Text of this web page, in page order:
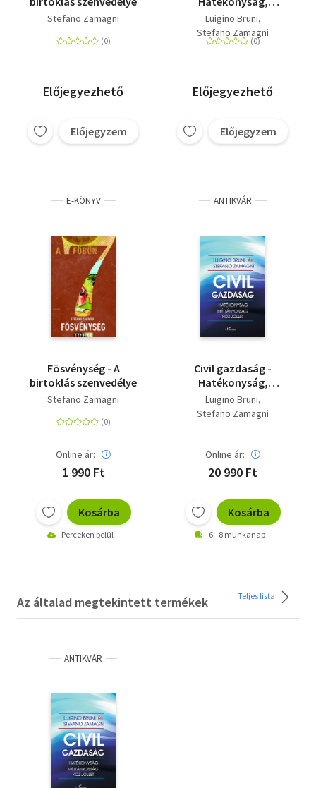
Stefano Zamagni
Előjegyezhető
Előjegyzem
méltányosság és köz-
jóllét
Luigino Bruni
Stefano Zamagni
Előjegyezhető
Előjegyzem
E-KÖNYV
Fösvénység - A
birtoklás szenvedélye
Stefano Zamagni
Online ár:
1 990 Ft
Kosárba
Perceken belül
ANTIKVÁR
Civil gazdaság -
Hatékonyság,
méltányosság és köz-
jóllét
Luigino Bruni
Stefano Zamagni
Online ár:
20 990 Ft
Kosárba
6 - 8 munkanap
Az általad megtekintett termékek Teljes lista
ANTIKVÁR